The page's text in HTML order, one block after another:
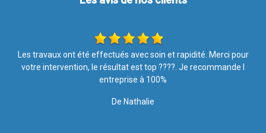
Le traitement hydrofuge vaut vraiment le coup! Un an après, ma
façade reste propre malgré les intempéries.